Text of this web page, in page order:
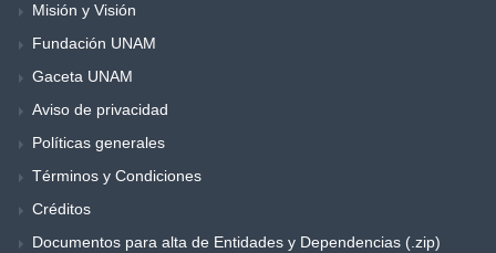
Misión y Visión
Fundación UNAM
Gaceta UNAM
Aviso de privacidad
Políticas generales
Términos y Condiciones
Créditos
Documentos para alta de Entidades y Dependencias (.zip)